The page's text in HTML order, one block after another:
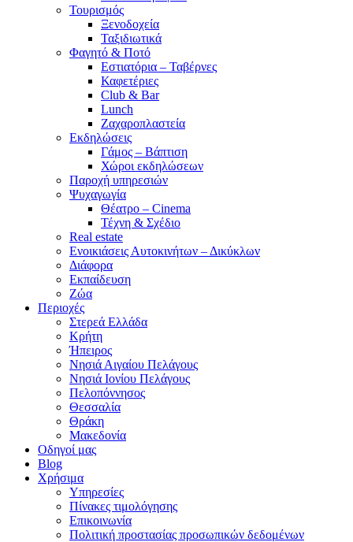
Τουρισμός
Ξενοδοχεία
Ταξιδιωτικά
Φαγητό & Ποτό
Εστιατόρια – Ταβέρνες
Καφετέριες
Club & Bar
Lunch
Ζαχαροπλαστεία
Εκδηλώσεις
Γάμος – Βάπτιση
Χώροι εκδηλώσεων
Παροχή υπηρεσιών
Ψυχαγωγία
Θέατρο – Cinema
Τέχνη & Σχέδιο
Real estate
Ενοικιάσεις Αυτοκινήτων – Δικύκλων
Διάφορα
Εκπαίδευση
Ζώα
Περιοχές
Στερεά Ελλάδα
Κρήτη
Ήπειρος
Νησιά Αιγαίου Πελάγους
Νησιά Ιονίου Πελάγους
Πελοπόννησος
Θεσσαλία
Θράκη
Μακεδονία
Οδηγοί μας
Blog
Χρήσιμα
Υπηρεσίες
Πίνακες τιμολόγησης
Επικοινωνία
Πολιτική προστασίας προσωπικών δεδομένων